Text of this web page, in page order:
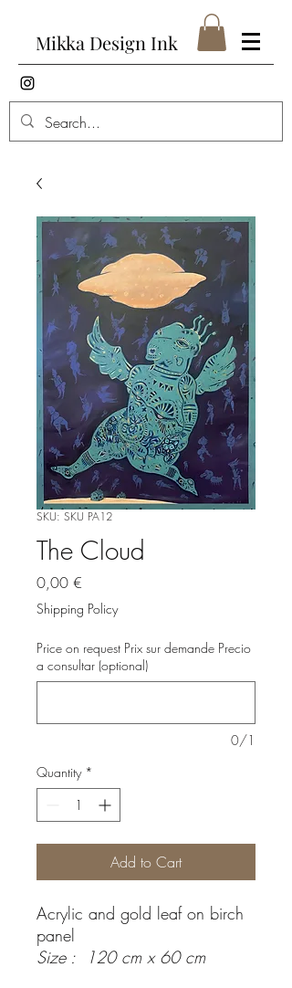
Mikka Design Ink
SKU: SKU PA12
The Cloud
0,00 €
Shipping Policy
Price on request Prix sur demande Precio
a consultar (optional)
0/1
Quantity *
Add to Cart
Acrylic and gold leaf on birch
panel
Size : 120 cm x 60 cm